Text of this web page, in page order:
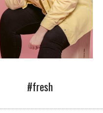
#fresh